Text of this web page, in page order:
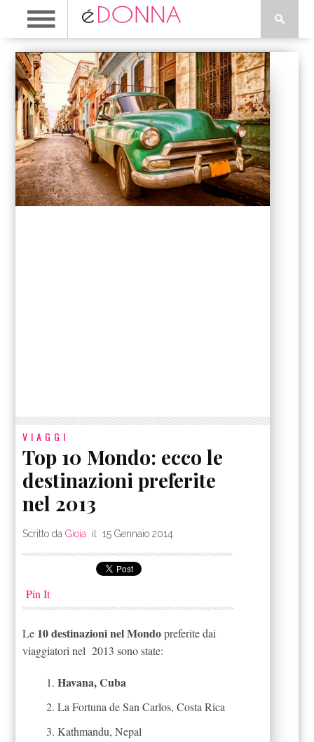
VIAGGI
Top 10 Mondo: ecco le
destinazioni preferite
nel 2013
Scritto daGioia il15 Gennaio 2014
Pin It
Le 10 destinazioni nel Mondopreferite dai
viaggiatori nel 2013 sono state:
Havana, Cuba
La Fortuna de San Carlos, Costa Rica
Kathmandu, Nepal